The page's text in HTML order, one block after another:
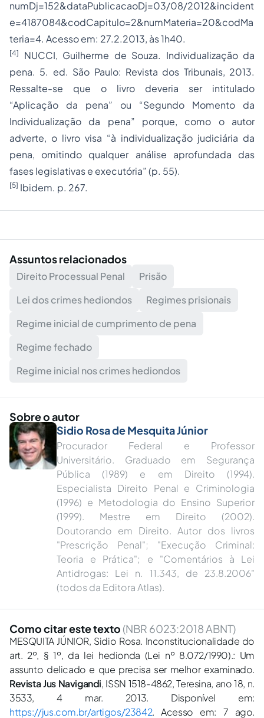
numDj=152&dataPublicacaoDj=03/08/2012&incident
e=4187084&codCapitulo=2&numMateria=20&codMa
teria=4. Acesso em: 27.2.2013, às 1h40.
[4]
NUCCI, Guilherme de Souza. Individualização da
pena. 5. ed. São Paulo: Revista dos Tribunais, 2013.
Ressalte-se que o livro deveria ser intitulado
“Aplicação da pena” ou “Segundo Momento da
Individualização da pena” porque, como o autor
adverte, o livro visa “à individualização judiciária da
pena, omitindo qualquer análise aprofundada das
fases legislativas e executória” (p. 55).
[5] Ibidem. p. 267.
Assuntos relacionados
Direito Processual Penal
Prisão
Lei dos crimes hediondos
Regimes prisionais
Regime inicial de cumprimento de pena
Regime fechado
Regime inicial nos crimes hediondos
Sobre o autor
Sidio Rosa de Mesquita Júnior
Procurador Federal e Professor
Universitário. Graduado em Segurança
Pública (1989) e em Direito (1994).
Especialista Direito Penal e Criminologia
(1996) e Metodologia do Ensino Superior
(1999). Mestre em Direito (2002).
Doutorando em Direito. Autor dos livros
"Prescrição Penal"; "Execução Criminal:
Teoria e Prática"; e "Comentários à Lei
Antidrogas: Lei n. 11.343, de 23.8.2006"
(todos da Editora Atlas).
Como citar este texto (NBR 6023:2018 ABNT)
MESQUITA JÚNIOR, Sidio Rosa. Inconstitucionalidade do
art. 2º, § 1º, da lei hedionda (Lei nº 8.072/1990).: Um
assunto delicado e que precisa ser melhor examinado.
Revista Jus Navigandi, ISSN 1518-4862, Teresina, ano 18, n.
3533, 4 mar. 2013. Disponível em:
https://jus.com.br/artigos/23842. Acesso em: 7 ago.